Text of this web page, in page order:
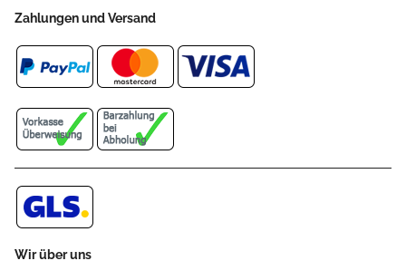
Zahlungen und Versand
Wir über uns